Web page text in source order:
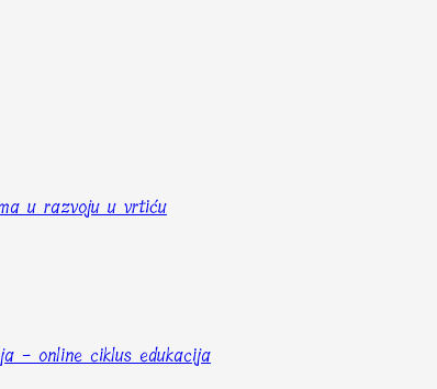
u razvoju u vrtiću
- online ciklus edukacija